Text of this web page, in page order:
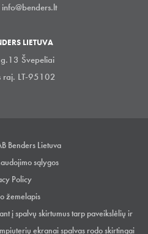
info@benders.lt
LIETUVA
g.13 Švepeliai
raj. LT-95102
Benders Lietuva
sąlygos
Policy
žemelapis
į spalvų skirtumus tarp paveikslėlių ir
ekranai spalvas rodo skirtingai